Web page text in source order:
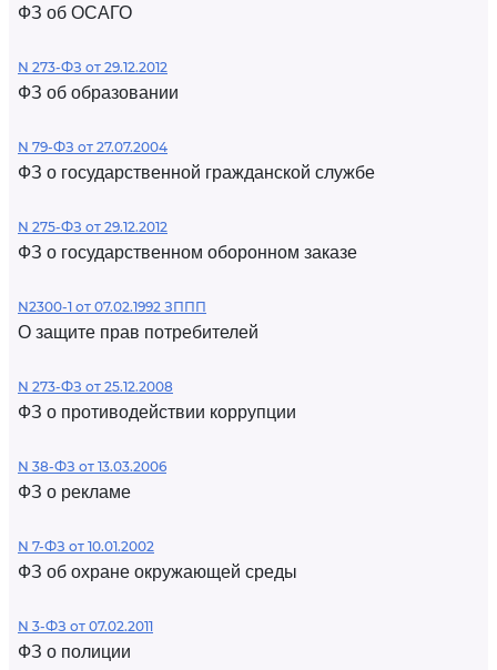
ФЗ об ОСАГО
N 273-ФЗ от 29.12.2012
ФЗ об образовании
N 79-ФЗ от 27.07.2004
ФЗ о государственной гражданской службе
N 275-ФЗ от 29.12.2012
ФЗ о государственном оборонном заказе
N2300-1 от 07.02.1992 ЗППП
О защите прав потребителей
N 273-ФЗ от 25.12.2008
ФЗ о противодействии коррупции
N 38-ФЗ от 13.03.2006
ФЗ о рекламе
N 7-ФЗ от 10.01.2002
ФЗ об охране окружающей среды
N 3-ФЗ от 07.02.2011
ФЗ о полиции